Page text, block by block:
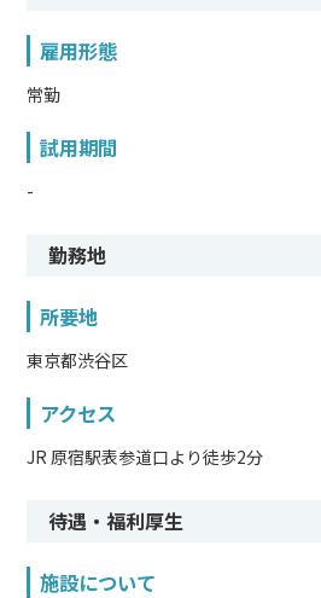
雇用形態
常勤
試用期間
-
勤務地
所要地
東京都渋谷区
アクセス
JR 原宿駅表参道口より徒歩2分
待遇・福利厚生
施設について